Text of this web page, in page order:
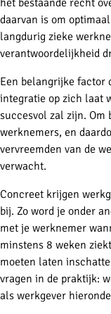
het bestaande recht
daarvan is om
langdurig zieke
verantwoordelijkheid
Een belangrijke factor
integratie op zich laat
succesvol zal zijn. Om
werknemers, en
vervreemden van de
verwacht.
Concreet krijgen
bij. Zo word je onder
met je werknemer
minstens 8 weken
moeten laten
vragen in de praktijk:
als werkgever